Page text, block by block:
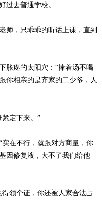
去普通学校。
，只乖乖的听话上课，直到
疼的太阳穴：“捧着汤不喝
你相亲的是齐家的二少爷，人
定下来。”
在不行，就跟对方商量，你
因修复液，大不了我们给他
个证，你还被人家合法占